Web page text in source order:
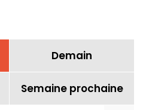
Demain
Semaine prochaine